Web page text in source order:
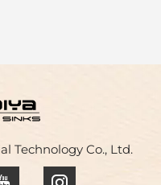
Technology Co., Ltd.